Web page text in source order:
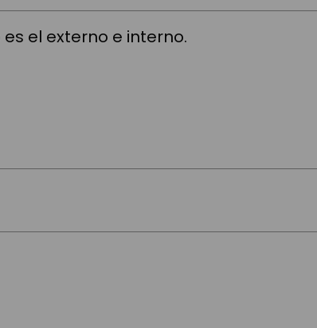
el externo e interno.